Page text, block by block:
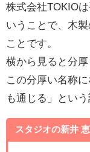
株式会社TOKIO
いうことで、木
こと です。
横から見ると分厚
この分厚い名称
も通じる」とい
スタジオの新井